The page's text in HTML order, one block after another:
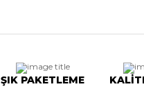
ŞIK PAKETLEME